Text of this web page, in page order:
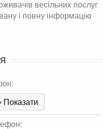
весільних послуг
і повну інформацію
Показати